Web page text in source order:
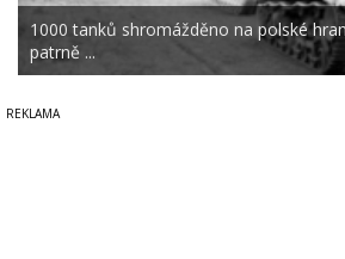
1000 tanků shromážděno na polské
patrně ...